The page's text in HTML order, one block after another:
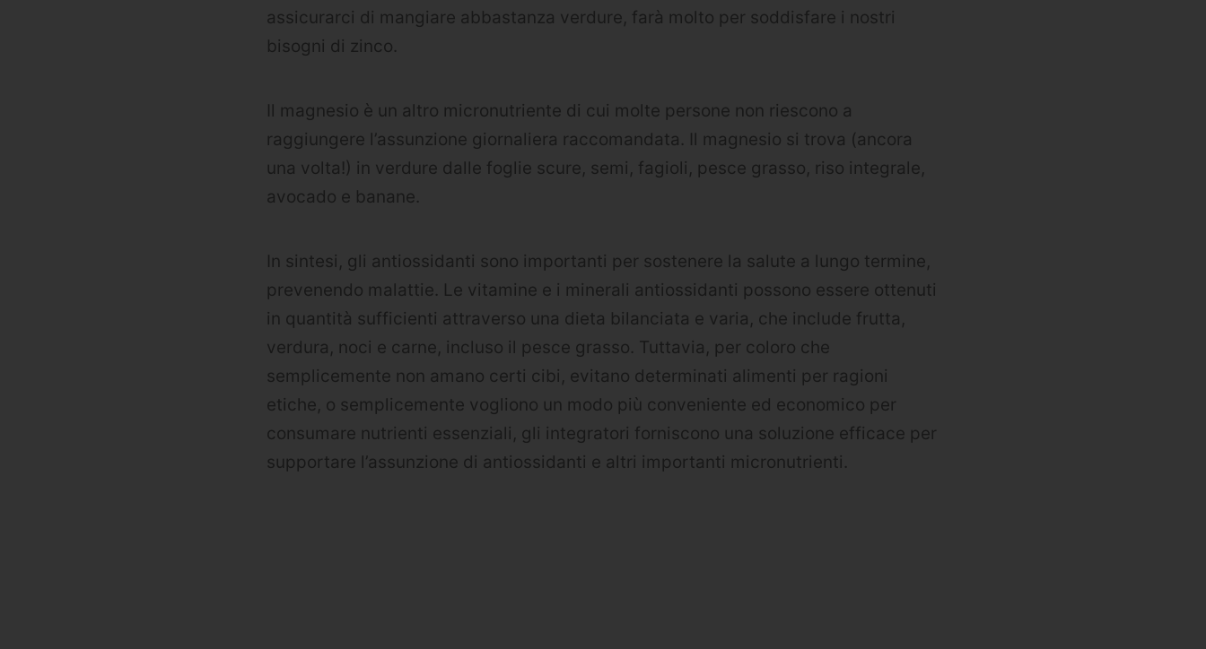
assicurarci di mangiare abbastanza verdure, farà molto per soddisfare i nostri
bisogni di zinco.
Il magnesio è un altro micronutriente di cui molte persone non riescono a
raggiungere l’assunzione giornaliera raccomandata. Il magnesio si trova (ancora
una volta!) in verdure dalle foglie scure, semi, fagioli, pesce grasso, riso integrale,
avocado e banane.
In sintesi, gli antiossidanti sono importanti per sostenere la salute a lungo termine,
prevenendo malattie. Le vitamine e i minerali antiossidanti possono essere ottenuti
in quantità sufficienti attraverso una dieta bilanciata e varia, che include frutta,
verdura, noci e carne, incluso il pesce grasso. Tuttavia, per coloro che
semplicemente non amano certi cibi, evitano determinati alimenti per ragioni
etiche, o semplicemente vogliono un modo più conveniente ed economico per
consumare nutrienti essenziali, gli integratori forniscono una soluzione efficace per
supportare l’assunzione di antiossidanti e altri importanti micronutrienti.